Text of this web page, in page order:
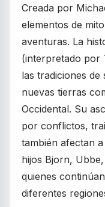
Creada por
elementos de
aventuras. La
(interpretado por
las tradiciones
nuevas tierras
Occidental. Su
por conflictos,
también afectan
hijos Bjorn,
quienes
diferentes